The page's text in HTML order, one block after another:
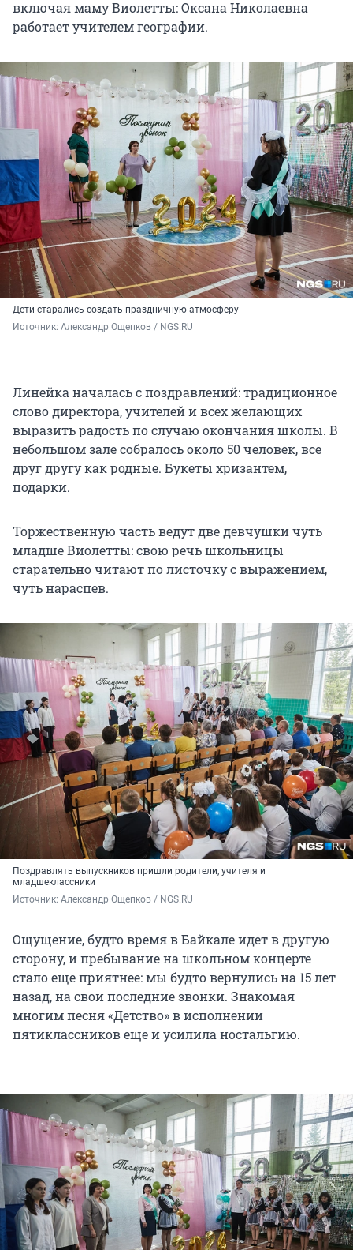
включая маму Виолетты: Оксана Николаевна
работает учителем географии.
Дети старались создать праздничную атмосферу
Источник: Александр Ощепков / NGS.RU
Линейка началась с поздравлений: традиционное
слово директора, учителей и всех желающих
выразить радость по случаю окончания школы. В
небольшом зале собралось около 50 человек, все
друг другу как родные. Букеты хризантем,
подарки.
Торжественную часть ведут две девчушки чуть
младше Виолетты: свою речь школьницы
старательно читают по листочку с выражением,
чуть нараспев.
Поздравлять выпускников пришли родители, учителя и
младшеклассники
Источник: Александр Ощепков / NGS.RU
Ощущение, будто время в Байкале идет в другую
сторону, и пребывание на школьном концерте
стало еще приятнее: мы будто вернулись на 15 лет
назад, на свои последние звонки. Знакомая
многим песня «Детство» в исполнении
пятиклассников еще и усилила ностальгию.